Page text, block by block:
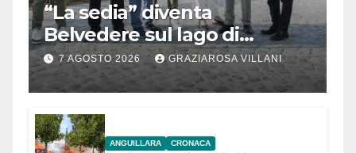
“La sedia” diventa
Belvedere sul lago di
Bracciano: ieri
l’inaugurazione
7 AGOSTO 2026 GRAZIAROSA VILLANI
ANGUILLARA CRONACA